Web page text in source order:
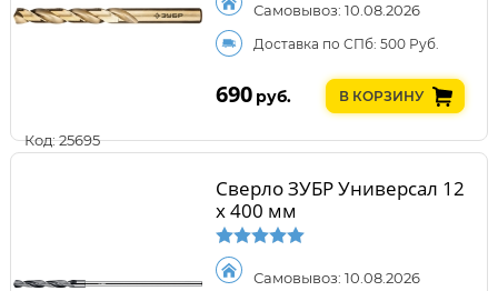
Код: 25695
Самовывоз: 10.08.2026
Доставка по СПб: 500 Руб.
690 руб. В КОРЗИНУ
Сверло ЗУБР Универсал 12
x 400 мм
Самовывоз: 10.08.2026